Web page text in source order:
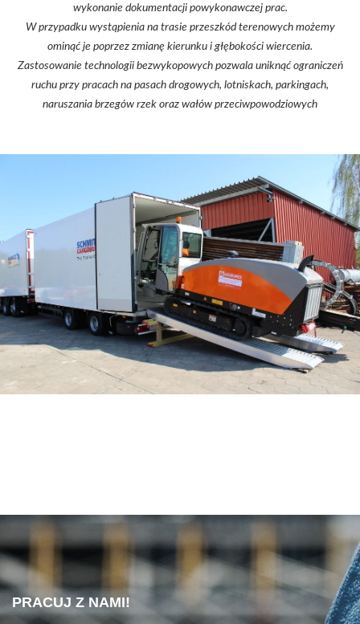
wykonanie dokumentacji powykonawczej prac.
W przypadku wystąpienia na trasie przeszkód terenowych możemy
ominąć je poprzez zmianę kierunku i głębokości wiercenia.
Zastosowanie technologii bezwykopowych pozwala uniknąć ograniczeń
ruchu przy pracach na pasach drogowych, lotniskach, parkingach,
naruszania brzegów rzek oraz wałów przeciwpowodziowych
PRACUJ Z NAMI!